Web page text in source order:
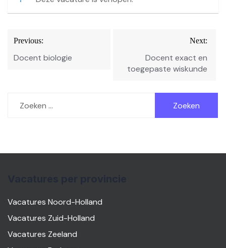
Bericht
navigatie
Previous:
Docent biologie
Next:
Docent exact en
toegepaste wiskunde
naar:
Vacatures Noord-Holland
Vacatures Zuid-Holland
Vacatures Zeeland